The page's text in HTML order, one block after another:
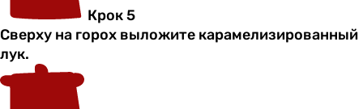
Крок 5
Сверху на горох выложите карамелизированный
лук.